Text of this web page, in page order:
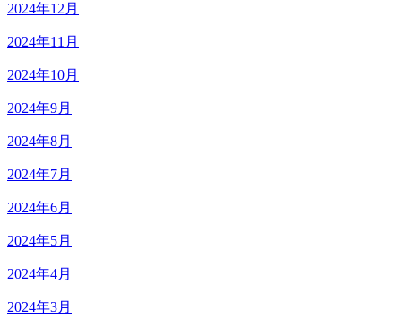
2024年12月
2024年11月
2024年10月
2024年9月
2024年8月
2024年7月
2024年6月
2024年5月
2024年4月
2024年3月